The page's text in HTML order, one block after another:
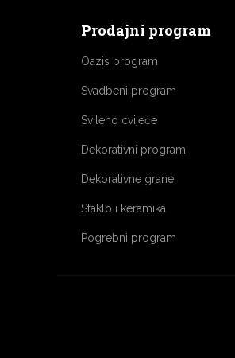
Prodajni program
Oazis program
Svadbeni program
Svileno cvijeće
Dekorativni program
Dekorativne grane
Staklo i keramika
Pogrebni program